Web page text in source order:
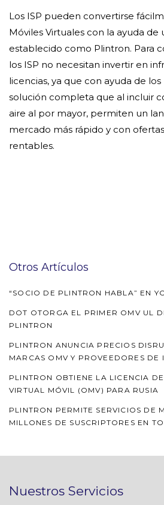
Los ISP pueden convertirse
Móviles Virtuales con la ayuda de
establecido como Plintron. Para
los ISP no necesitan invertir en
licencias, ya que con ayuda de
solución completa que al incluir
aire al por mayor, permiten un
mercado más rápido y con
rentables.
Otros Artículos
“SOCIO DE PLINTRON HABLA” EN
DOT OTORGA EL PRIMER OMV UL
PLINTRON
PLINTRON ANUNCIA PRECIOS
MARCAS OMV Y PROVEEDORES DE
PLINTRON OBTIENE LA LICENCIA
VIRTUAL MÓVIL (OMV) PARA RUSIA
PLINTRON PERMITE SERVICIOS DE
MILLONES DE SUSCRIPTORES EN
Nuestros Servicios